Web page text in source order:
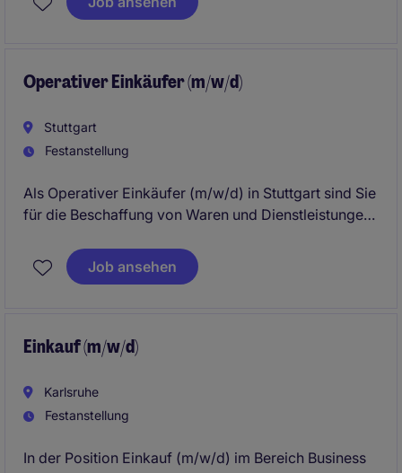
der Prozesse bei.
Operativer Einkäufer (m/w/d)
Stuttgart
Festanstellung
Als Operativer Einkäufer (m/w/d) in Stuttgart sind Sie
für die Beschaffung von Waren und Dienstleistungen
verantwortlich. Diese spannende Position in der
Business Services Branche bietet Ihnen die
Job ansehen
Einkauf (m/w/d)
Karlsruhe
Festanstellung
In der Position Einkauf (m/w/d) im Bereich Business